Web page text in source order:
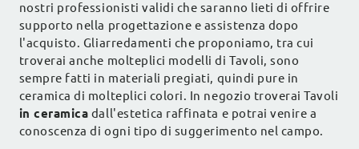
nostri professionisti validi che saranno lieti di offrire
supporto nella progettazione e assistenza dopo
l'acquisto. Gliarredamenti che proponiamo, tra cui
troverai anche molteplici modelli di Tavoli, sono
sempre fatti in materiali pregiati, quindi pure in
ceramica di molteplici colori. In negozio troverai Tavoli
in ceramica dall'estetica raffinata e potrai venire a
conoscenza di ogni tipo di suggerimento nel campo.